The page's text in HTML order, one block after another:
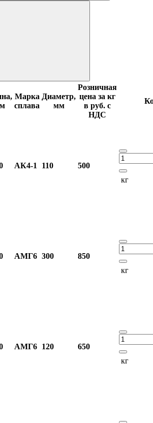
Марка
сплава
Диаметр,
мм
Розничная
цена за кг
в руб. с
НДС
АК4-1 110
500
кг
АМГ6 300
850
кг
АМГ6 120
650
кг